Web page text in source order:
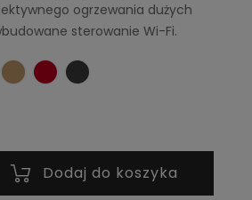
ogrzewania dużych
sterowanie Wi-Fi.
Biały BrązowyBordowyAntracytowy
Dodaj do koszyka